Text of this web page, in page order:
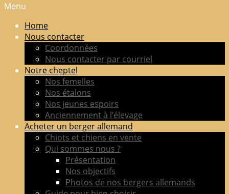
La
Maison
Du
Prince
Elevage
allemand
adultes
Menu
Home
Nous contacter
Coordonnées
Nous contacter par courriel
Notre cheptel
Nos femelles
Nos étalons
Nos jeunes espoirs
Anciennement à l’élevage
Acheter un berger allemand
Chiots et chiens en vente
Qui sommes nous ?
Présentation
Nos objectifs
Photos de nos bergers allemands